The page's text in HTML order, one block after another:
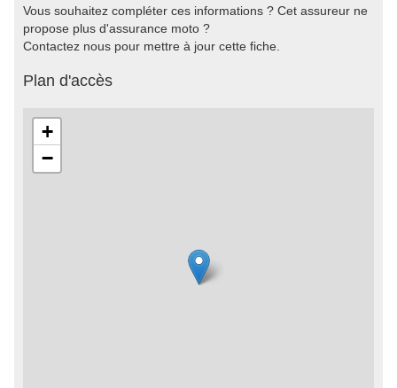
Vous souhaitez compléter ces informations ? Cet assureur ne
propose plus d'assurance moto ?
Contactez nous pour mettre à jour cette fiche.
Plan d'accès
+
−